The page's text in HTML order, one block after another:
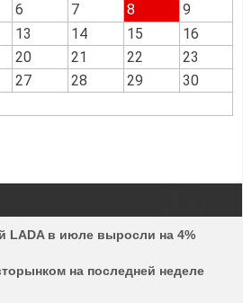
6 7 8
9
13 14 15
16
20 21 22
23
27 28 29
30
LADA в июле выросли на 4%
на последней неделе